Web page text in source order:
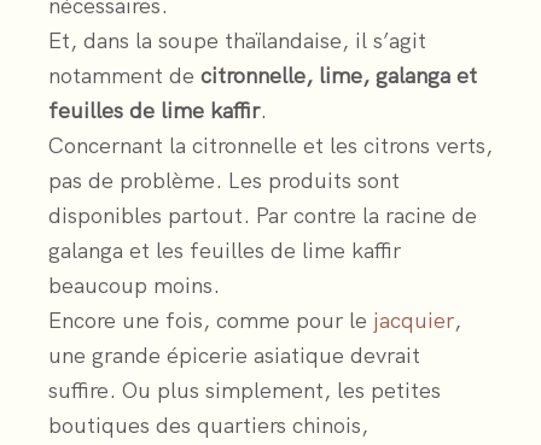
nécessaires.
Et, dans la soupe thaïlandaise, il s’agit
notamment de citronnelle, lime, galanga et
feuilles de lime kaffir.
Concernant la citronnelle et les citrons verts,
pas de problème. Les produits sont
disponibles partout. Par contre la racine de
galanga et les feuilles de lime kaffir
beaucoup moins.
Encore une fois, comme pour le jacquier,
une grande épicerie asiatique devrait
suffire. Ou plus simplement, les petites
boutiques des quartiers chinois,